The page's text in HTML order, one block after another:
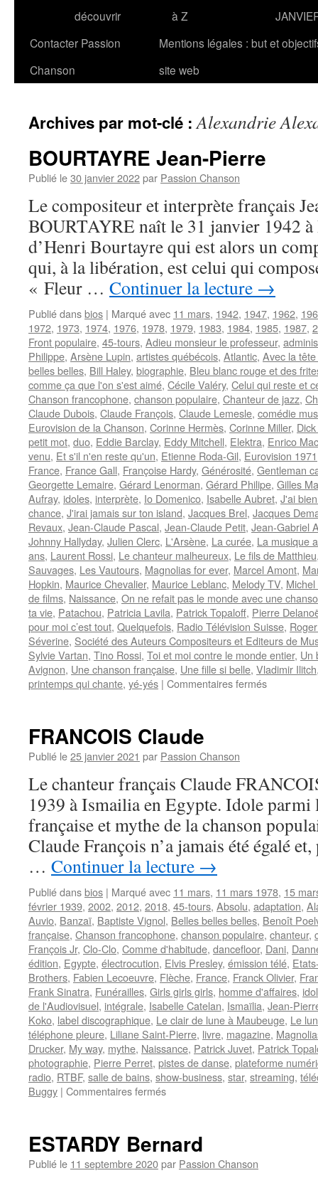
découvrir
à Z
Contacter Passion
Chanson
Mentions légales : but et
site web
Archives par mot-clé :Alexandrie
BOURTAYRE Jean-Pierre
Publié le30 janvier 2022par Passion Chanson
Le compositeur et interprète français
BOURTAYRE naît le 31 janvier 1942
d’Henri Bourtayre qui est alors un
qui, à la libération, est celui qui
« Fleur … Continuer la lecture →
Publié dansbios | Marqué avec 11 mars, 1942, 1947, 1962,
1972, 1973, 1974, 1976, 1978, 1979, 1983, 1984, 1985, 1987,
Front populaire, 45-tours, Adieu monsieur le professeur,
Philippe, Arsène Lupin, artistes québécois, Atlantic, Avec la
belles belles, Bill Haley, biographie, Bleu blanc rouge et des
comme ça que l'on s'est aimé, Cécile Valéry, Celui qui reste et
Chanson francophone, chanson populaire, Chanteur de jazz,
Claude Dubois, Claude François, Claude Lemesle, comédie
Eurovision de la Chanson, Corinne Hermès, Corinne Miller,
petit mot, duo, Eddie Barclay, Eddy Mitchell, Elektra, Enrico
venu, Et s'il n'en reste qu'un, Etienne Roda-Gil, Eurovision 1971
France, France Gall, Françoise Hardy, Générosité, Gentleman
Georgette Lemaire, Gérard Lenorman, Gérard Philipe, Gilles
Aufray, idoles, interprète, Io Domenico, Isabelle Aubret, J'ai
chance, J'irai jamais sur ton island, Jacques Brel, Jacques
Revaux, Jean-Claude Pascal, Jean-Claude Petit, Jean-Gabriel
Johnny Hallyday, Julien Clerc, L'Arsène, La curée, La musique
ans, Laurent Rossi, Le chanteur malheureux, Le fils de Matthieu
Sauvages, Les Vautours, Magnolias for ever, Marcel Amont,
Hopkin, Maurice Chevalier, Maurice Leblanc, Melody TV,
de films, Naissance, On ne refait pas le monde avec une
ta vie, Patachou, Patricia Lavila, Patrick Topaloff, Pierre
pour moi c’est tout, Quelquefois, Radio Télévision Suisse,
Séverine, Société des Auteurs Compositeurs et Editeurs de
Sylvie Vartan, Tino Rossi, Toi et moi contre le monde entier, Un
Avignon, Une chanson française, Une fille si belle, Vladimir Ilitch
printemps qui chante, yé-yés | Commentaires ferméssur
FRANCOIS Claude
Publié le25 janvier 2021 par Passion Chanson
Le chanteur français Claude
1939 à Ismailia en Egypte. Idole parmi
française et mythe de la chanson
Claude François n’a jamais été égalé
… Continuer la lecture →
Publié dansbios | Marqué avec 11 mars, 11 mars 1978, 15
février 1939, 2002, 2012, 2018, 45-tours, Absolu, adaptation,
Auvio, Banzaï, Baptiste Vignol, Belles belles belles, Benoît
française, Chanson francophone, chanson populaire, chanteur,
François Jr, Clo-Clo, Comme d'habitude, dancefloor, Dani,
édition, Egypte, électrocution, Elvis Presley, émission télé,
Brothers, Fabien Lecoeuvre, Flèche, France, Franck Olivier,
Frank Sinatra, Funérailles, Girls girls girls, homme d'affaires,
de l'Audiovisuel, intégrale, Isabelle Catelan, Ismaïlia, Jean-
Koko, label discographique, Le clair de lune à Maubeuge, Le
téléphone pleure, Liliane Saint-Pierre, livre, magazine,
Drucker, My way, mythe, Naissance, Patrick Juvet, Patrick
photographie, Pierre Perret, pistes de danse, plateforme
radio, RTBF, salle de bains, show-business, star, streaming,
Buggy | Commentaires ferméssur
ESTARDY Bernard
Publié le 11 septembre 2020par Passion Chanson